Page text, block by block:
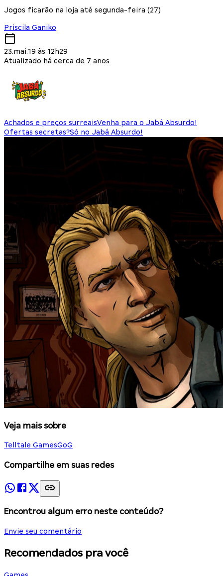
Jogos ficarão na loja até segunda-feira (27)
Priscila Ganiko
23.mai.19 às 12h29
Atualizado há cerca de 7 anos
Achados e preços surreaisVenha para o Jabá Absurdo!
Ofertas secretas?Só no Jabá Absurdo!
Veja mais sobre
Telltale GamesGoG
Compartilhe em suas redes
Encontrou algum erro neste conteúdo?
Envie seu comentário
Recomendados pra você